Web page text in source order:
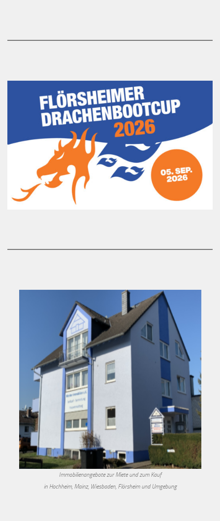
Immobilienangebote zur Miete und zum Kauf
in Hochheim, Mainz, Wiesbaden, Flörsheim und Umgebung